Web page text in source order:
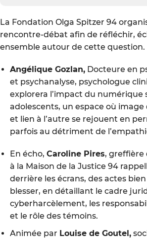
La Fondation Olga Spitzer 94
rencontre-débat afin de réfléchir,
ensemble autour de cette question.
Angélique Gozlan, Docteure en
et psychanalyse, psychologue
explorera l’impact du numérique
adolescents, un espace où
et lien à l’autre se rejouent en
parfois au détriment de
En écho, Caroline Pires, greffière
à la Maison de la Justice 94
derrière les écrans, des actes
blesser, en détaillant le cadre
cyberharcèlement, les
et le rôle des témoins.
Animée par Louise de Goutel,